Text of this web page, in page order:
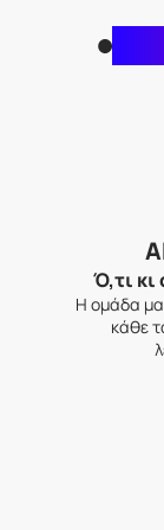
Γιατί
Ό,τι κι
Η ομάδα
κάθε